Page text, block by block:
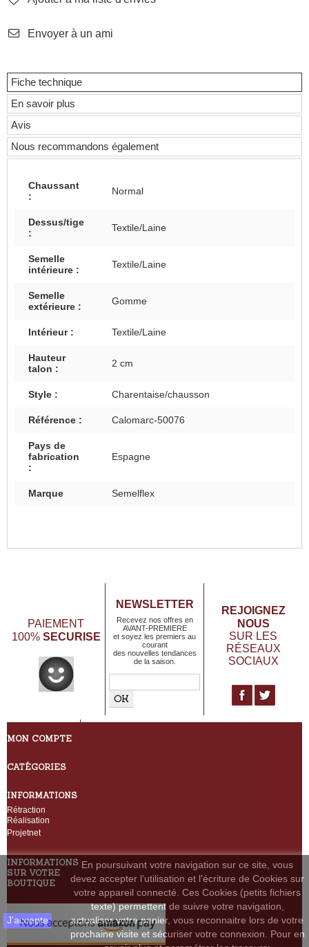
Envoyer à un ami
Fiche technique
En savoir plus
Avis
Nous recommandons également
Chaussant
:
Normal
Dessus/tige
:
Textile/Laine
Semelle
intérieure :
Textile/Laine
Semelle
extérieure :
Gomme
Intérieur : Textile/Laine
Hauteur
talon :
2 cm
Style : Charentaise/chausson
Référence : Calomarc-50076
Pays de
fabrication
:
Espagne
Marque Semelflex
PAIEMENT
100% SECURISE
NEWSLETTER
Recevez nos offres en
AVANT-PREMIERE
et soyez les premiers au
courant
des nouvelles tendances
de la saison.
REJOIGNEZ
NOUS
SUR LES
RÉSEAUX
SOCIAUX
MON COMPTE
CATÉGORIES
INFORMATIONS
Rétraction
Réalisation
Projetnet
INFORMATIONS
SUR VOTRE
BOUTIQUE
J'accepte
En poursuivant votre navigation sur ce site, vous
devez accepter l’utilisation et l'écriture de Cookies sur
votre appareil connecté. Ces Cookies (petits fichiers
texte) permettent de suivre votre navigation,
actualiser votre panier, vous reconnaitre lors de votre
prochaine visite et sécuriser votre connexion. Pour en